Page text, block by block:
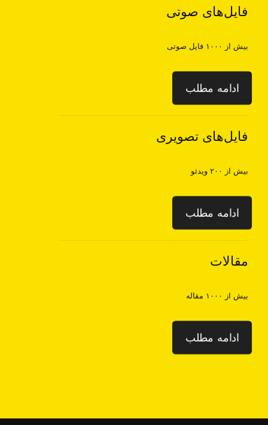
فایل‌های صوتی
بیش از ۱۰۰۰ فایل صوتی
ادامه مطلب
فایل‌های تصویری
بیش از ۲۰۰ ویدئو
ادامه مطلب
مقالات
بیش از ۱۰۰۰ مقاله
ادامه مطلب